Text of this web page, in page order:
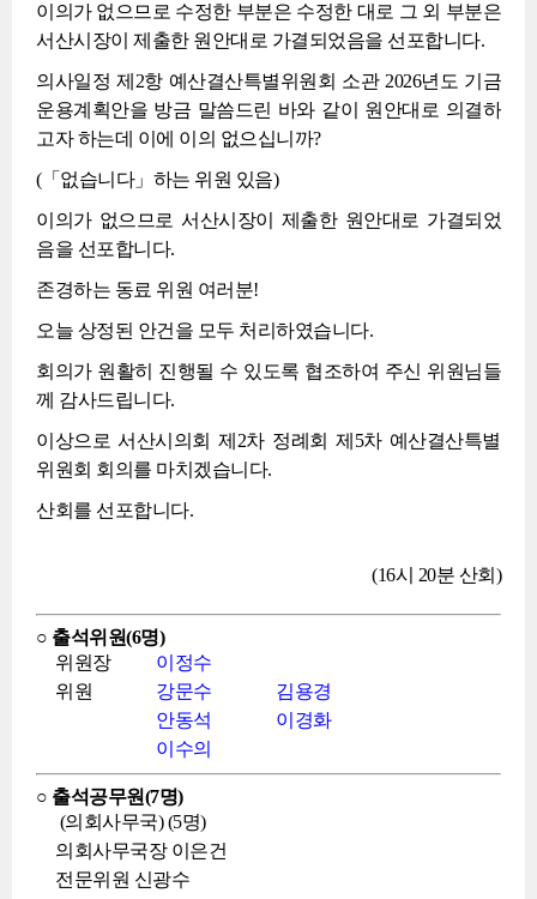
이의가 없으므로 수정한 부분은 수정한 대로 그 외 부분은
서산시장이 제출한 원안대로 가결되었음을 선포합니다.
의사일정 제2항 예산결산특별위원회 소관 2026년도 기금
운용계획안을 방금 말씀드린 바와 같이 원안대로 의결하
고자 하는데 이에 이의 없으십니까?
(「없습니다」하는 위원 있음)
이의가 없으므로 서산시장이 제출한 원안대로 가결되었
음을 선포합니다.
존경하는 동료 위원 여러분!
오늘 상정된 안건을 모두 처리하였습니다.
회의가 원활히 진행될 수 있도록 협조하여 주신 위원님들
께 감사드립니다.
이상으로 서산시의회 제2차 정례회 제5차 예산결산특별
위원회 회의를 마치겠습니다.
산회를 선포합니다.
(16시 20분 산회)
○ 출석위원(6명)
위원장
이정수
위원
강문수
김용경
안동석
이경화
이수의
○ 출석공무원(7명)
(의회사무국) (5명)
의회사무국장 이은건
전문위원 신광수